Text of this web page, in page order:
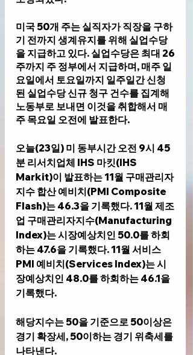
미국 50개 주는 실직자가 직장을 구하
기 전까지 생계유지를 위해 실업수당
을 지급하고 있다. 실업수당은 최대 26
주까지 주 정부에서 지급하며, 매주 일
요일에서 토요일까지 일주일간 신청
된 실업수당 신규 청구 건수를 집계해
노동부로 보내면 이것을 취합해서 매
주 목요일 오전에 발표한다.
오늘(23일) 미 동부시간 오전 9시 45
분 리서치업체 IHS 마킷(IHS
Markit)이 발표하는 11월 구매관리자
지수 합산 예비치(PMI Composite
Flash)는 46.3을 기록했다. 11월 제조
업 구매관리자지수(Manufacturing
Index)는 시장예상치인 50.0를 하회
하는 47.6을 기록했다. 11월 서비스
PMI 예비치(Services Index)는 시
장예상치인 48.0를 하회하는 46.1을
기록했다.
해당지수는 50을 기준으로 50이상은
경기 확장세, 50이하는 경기 위축세를
나타낸다.